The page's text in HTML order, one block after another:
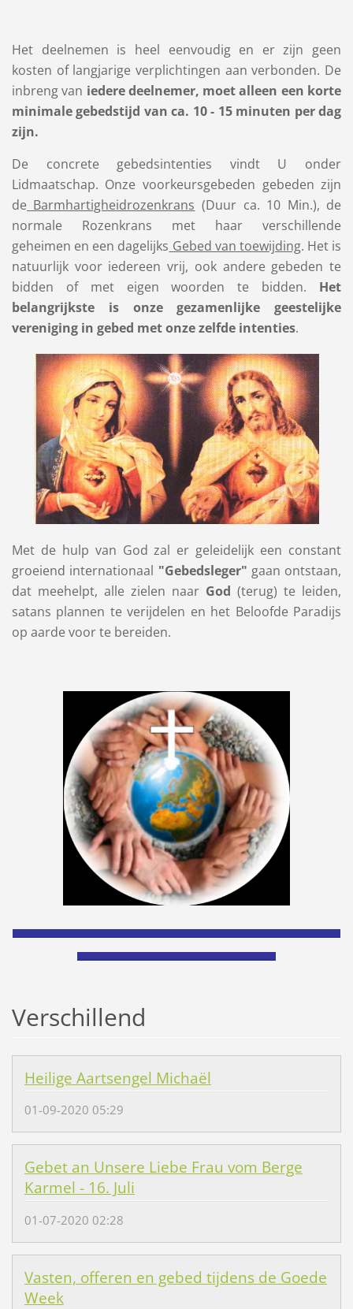
Het deelnemen is heel eenvoudig en er zijn geen
kosten of langjarige verplichtingen aan verbonden. De
inbreng van iedere deelnemer, moet alleen een korte
minimale gebedstijd van ca. 10 - 15 minuten per dag
zijn.
De concrete gebedsintenties vindt U onder
Lidmaatschap. Onze voorkeursgebeden gebeden zijn
de Barmhartigheidrozenkrans (Duur ca. 10 Min.), de
normale Rozenkrans met haar verschillende
geheimen en een dagelijks Gebed van toewijding. Het is
natuurlijk voor iedereen vrij, ook andere gebeden te
bidden of met eigen woorden te bidden. Het
belangrijkste is onze gezamenlijke geestelijke
vereniging in gebed met onze zelfde intenties.
Met de hulp van God zal er geleidelijk een constant
groeiend internationaal "Gebedsleger" gaan ontstaan,
dat meehelpt, alle zielen naar God (terug) te leiden,
satans plannen te verijdelen en het Beloofde Paradijs
op aarde voor te bereiden.
Verschillend
Heilige Aartsengel Michaël
01-09-2020 05:29
Gebet an Unsere Liebe Frau vom Berge
Karmel - 16. Juli
01-07-2020 02:28
Vasten, offeren en gebed tijdens de Goede
Week